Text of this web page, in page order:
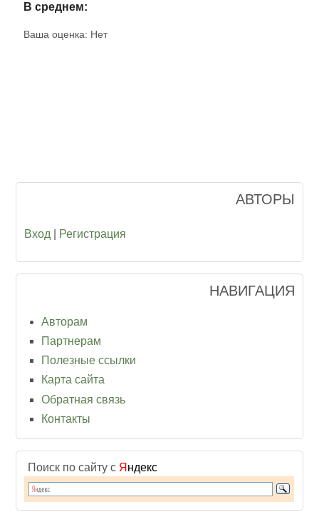
В среднем:
Ваша оценка: Нет
АВТОРЫ
Вход Регистрация
НАВИГАЦИЯ
Авторам
Партнерам
Полезные ссылки
Карта сайта
Обратная связь
Контакты
Поиск по сайту с Я ндекс